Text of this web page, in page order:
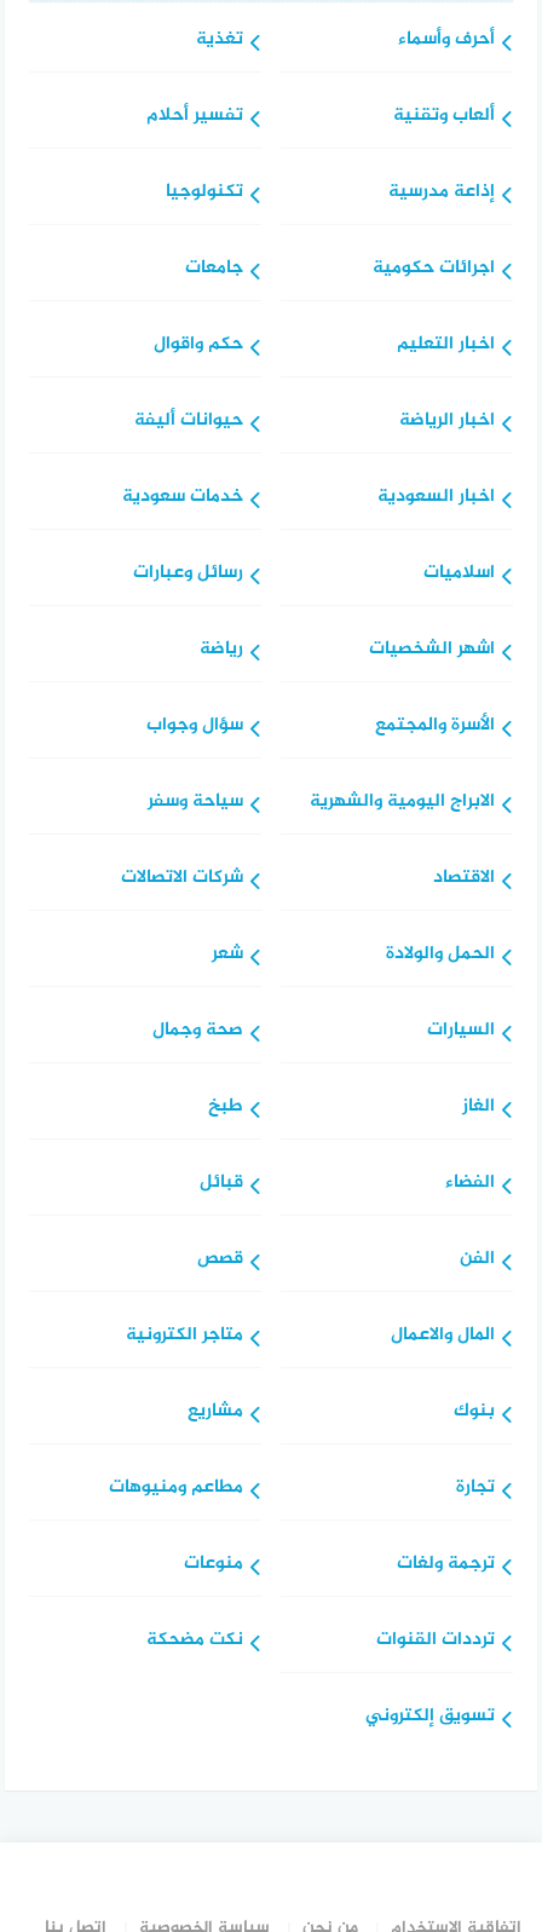
أحرف وأسماء
ألعاب وتقنية
إذاعة مدرسية
اجرائات حكومية
اخبار التعليم
اخبار الرياضة
اخبار السعودية
اسلاميات
اشهر الشخصيات
الأسرة والمجتمع
الابراج اليومية والشهرية
الاقتصاد
الحمل والولادة
السيارات
الغاز
الفضاء
الفن
المال والاعمال
بنوك
تجارة
ترجمة ولغات
ترددات القنوات
تسويق إلكتروني
تغذية
تفسير أحلام
تكنولوجيا
جامعات
حكم واقوال
حيوانات أليفة
خدمات سعودية
رسائل وعبارات
رياضة
سؤال وجواب
سياحة وسفر
شركات الاتصالات
شعر
صحة وجمال
طبخ
قبائل
قصص
متاجر الكترونية
مشاريع
مطاعم ومنيوهات
منوعات
نكت مضحكة